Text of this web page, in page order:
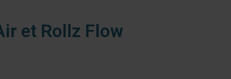
et Rollz Flow